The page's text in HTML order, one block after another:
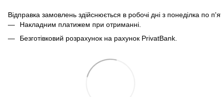
Відправка замовлень здійснюється в робочі дні з понеділка по
Накладним платижем при отриманні.
Безготівковий розрахунок на рахунок PrivatBank.